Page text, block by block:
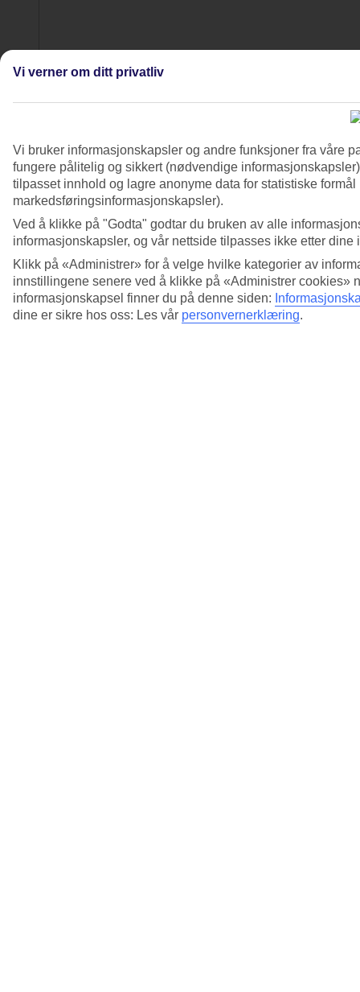
Vi verner om ditt privatliv
Vi bruker informasjonskapsler og andre funksjoner fra våre
fungere pålitelig og sikkert (nødvendige
tilpasset innhold og lagre anonyme data for statistiske
markedsføringsinformasjonskapsler).
Ved å klikke på "Godta" godtar du bruken av alle
informasjonskapsler, og vår nettside tilpasses ikke etter dine
Klikk på «Administrer» for å velge hvilke kategorier av
innstillingene senere ved å klikke på «Administrer cookies»
informasjonskapsel finner du på denne siden:
dine er sikre hos oss: Les vår personvernerklæring.